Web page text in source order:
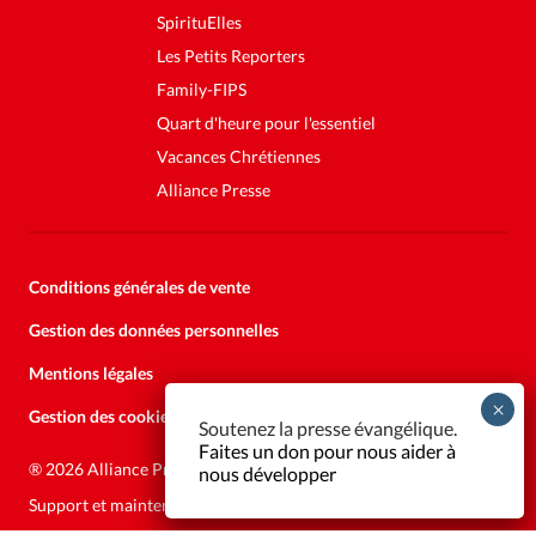
SpirituElles
Les Petits Reporters
Family-FIPS
Quart d'heure pour l'essentiel
Vacances Chrétiennes
Alliance Presse
Conditions générales de vente
Gestion des données personnelles
Mentions légales
Gestion des cookies
® 2026 Alliance Presse
Support et maintenance:
Soutenez la presse évangélique.
Faites un don pour nous aider à
nous développer